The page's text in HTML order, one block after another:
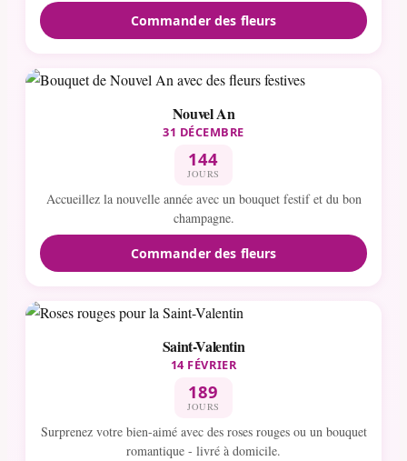
Commander des fleurs
Nouvel An
31 DÉCEMBRE
144
JOURS
Accueillez la nouvelle année avec un bouquet festif et du bon
champagne.
Commander des fleurs
Saint-Valentin
14 FÉVRIER
189
JOURS
Surprenez votre bien-aimé avec des roses rouges ou un bouquet
romantique - livré à domicile.